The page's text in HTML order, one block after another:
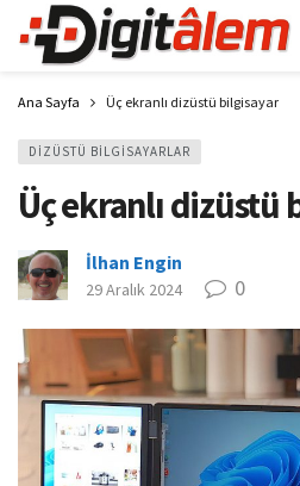
Ana Sayfa Üç ekranlı dizüstü bilgisayar
DIZÜSTÜ BILGISAYARLAR
Üç ekranlı dizüstü
İlhan Engin
29 Aralık 2024 0